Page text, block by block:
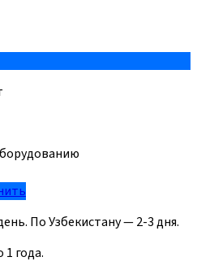
По Узбекистану — 2-3 дня.
года.